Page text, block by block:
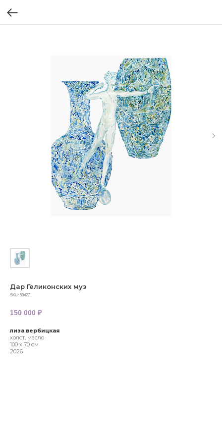
Дар Геликонских муз
SKU: 53427
150 000 ₽
лиза вербицкая
холст, масло
100 х 70 см
2026